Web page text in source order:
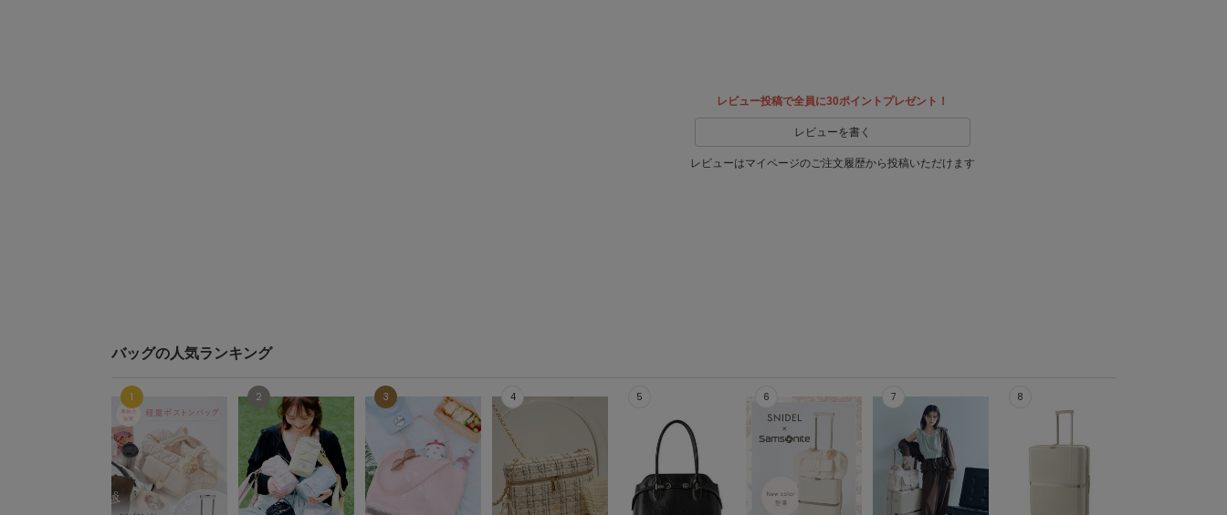
レビュー投稿で全員に30ポイントプレゼント！
レビューを書く
レビューはマイページのご注文履歴から投稿いただけます
バッグの人気ランキング